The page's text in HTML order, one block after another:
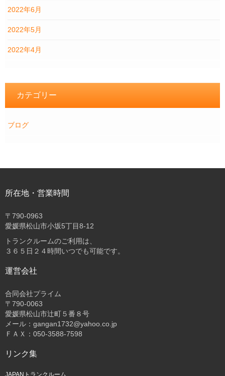
2022年6月
2022年5月
2022年4月
カテゴリー
ブログ
所在地・営業時間
〒 790-0963
愛媛県松山市小坂5丁目8-12
トランクルームのご利用は、
３６５日２４時間いつでも可能です。
運営会社
合同会社プライム
〒 790-0063
愛媛県松山市辻町５番８号
メール：gangan1732@yahoo.co.jp
ＦＡＸ：050-3588-7598
リンク集
JAPANトランクルーム